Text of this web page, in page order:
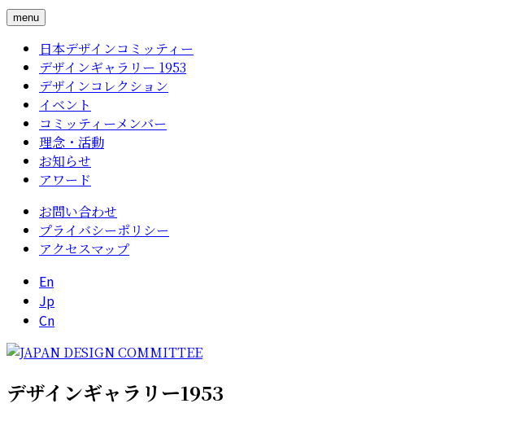
menu
日本デザインコミッティー
デザインギャラリー 1953
デザインコレクション
イベント
コミッティーメンバー
理念・活動
お知らせ
アワード
お問い合わせ
プライバシーポリシー
アクセスマップ
En
Jp
Cn
デザインギャラリー1953